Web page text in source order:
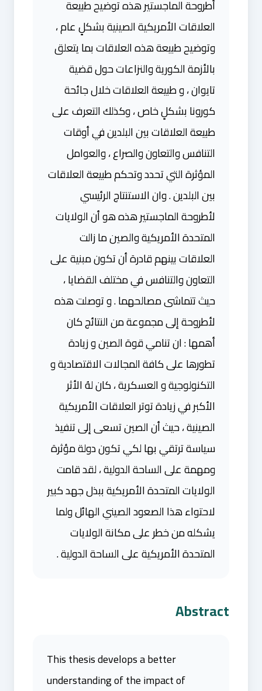
أطروحة الماجستير هذه توضيح طبيعة
العلاقات الأمريكية الصينية بشكلٍ عام ،
وتوضيح طبيعة هذه العلاقات بما يتعلق
بالأزمة الكورية والنزاعات حول قضية
تايوان ، و طبيعة العلاقات خلال جائحة
كورونا بشكلٍ خاص ، وكذلك التعرف على
طبيعة العلاقات بين البلدين في أوقات
التنافس والتعاون والصراع ، والعوامل
المؤثرة التي تحدد وتحكم طبيعة العلاقات
بين البلدين . وان الاستنتاج الرئيسي
لأطروحة الماجستير هذه هو أن الولايات
المتحدة الأمريكية والصين ما زالت
العلاقات بينهم قادرة أن تكون مبنية على
التعاون والتنافس في مختلف القضايا ،
حيث تتماشى مصالحهما . و توصلت هذه
لأطروحة إلى مجموعة من النتائج كان
أهمها : ان تنامي قوة الصين و زيادة
تطورها على كافة المجالات الاقتصادية و
التكنولوجية و العسكرية ، كان لهُ الأثر
الأكبر في زيادة توتر العلاقات الأمريكية
الصينية ، حيث أن الصين تسعى إلى تنفيذ
سياسة ترتقي بها لكي تكون دولة مؤثرة
ومهمة على الساحة الدولية ، لقد قامت
الولايات المتحدة الأمريكية ببذل جهد كبير
لاحتواء هذا الصعود الصيني الهائل ولما
يشكله من خطر على مكانة الولايات
المتحدة الأمريكية على الساحة الدولية .
Abstract
This thesis develops a better
understanding of the impact of